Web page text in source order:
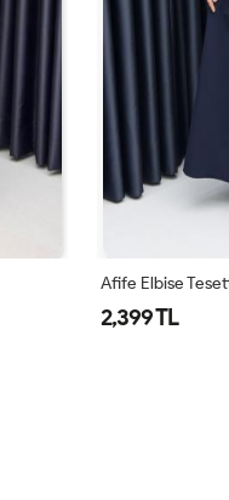
Afife Elbise
2,399 TL